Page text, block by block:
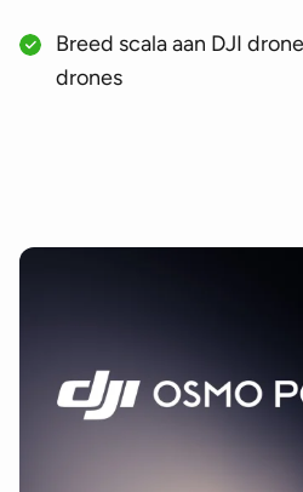
Breed scala aan DJI
drones